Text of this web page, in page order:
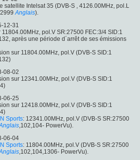
satellite Intelsat 35 (DVB-S , 4126.00MHz, pol.L
Anglais).
12-31
pol.V SR:27500 FEC:3/4 SID:1
après une période d´arrêt de ses émissions
sur 11804.00MHz, pol.V (DVB-S SID:1
08-02
sur 12341.00MHz, pol.V (DVB-S SID:1
06-25
sur 12418.00MHz, pol.V (DVB-S SID:1
Sports: 12341.00MHz, pol.V (DVB-S SR:27500
,102,104- PowerVu).
06-04
Sports: 11804.00MHz, pol.V (DVB-S SR:27500
,102,104,1306- PowerVu).